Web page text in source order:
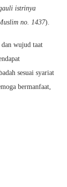
istrinya
no. 1437).
wujud taat
sesuai syariat
bermanfaat,